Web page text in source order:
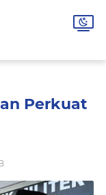
Perkuat